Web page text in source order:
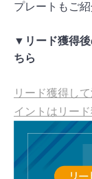
プレートもご紹
▼リード獲得後
ちら
リード獲得し
イントはリー